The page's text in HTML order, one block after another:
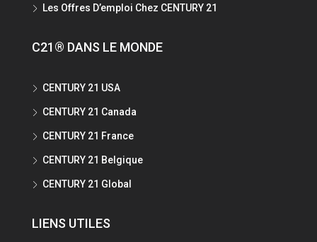
Les Offres D’emploi Chez CENTURY 21
C21® DANS LE MONDE
CENTURY 21 USA
CENTURY 21 Canada
CENTURY 21 France
CENTURY 21 Belgique
CENTURY 21 Global
LIENS UTILES